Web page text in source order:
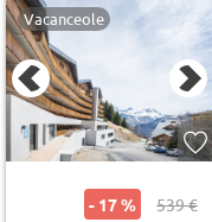
Vacanceole
- 17 % 539 €